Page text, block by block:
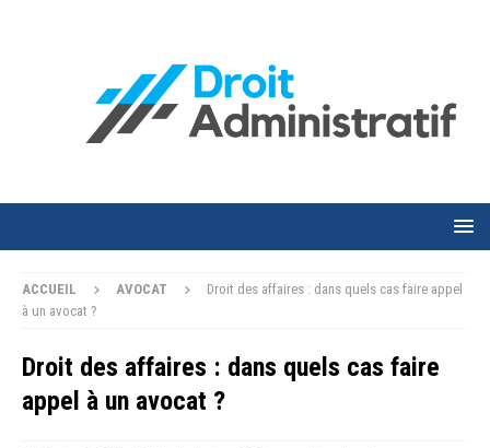
ACCUEIL AVOCAT
Droit des affaires : dans quels cas faire appel
à un avocat ?
Droit des affaires : dans quels cas faire
appel à un avocat ?